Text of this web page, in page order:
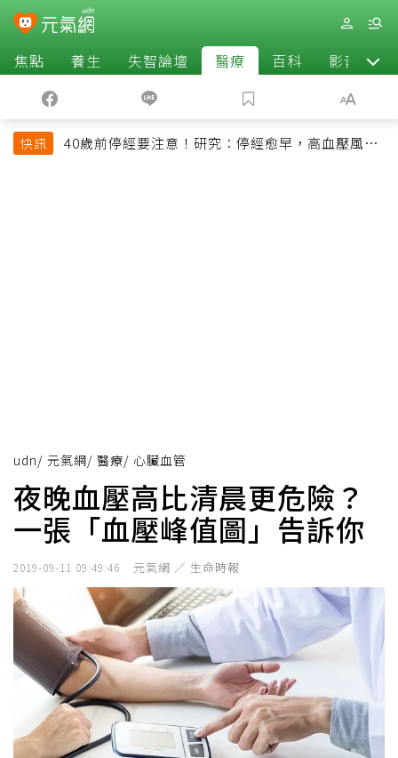
焦點 養生 失智論壇 醫療 百科 影音
快訊
40歲前停經要注意！研究：停經愈早，高血壓風險
udn/ 元氣網/ 醫療/ 心臟血管
夜晚血壓高比清晨更危險？
一張「血壓峰值圖」告訴你
2019-09-11 09:49:46 元氣網 ／ 生命時報